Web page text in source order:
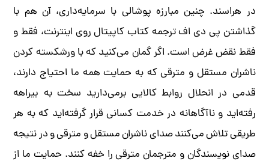
در هراسند. چنین مبارزه‌ پوشالی با سرمایه‌داری، آن هم با
گذاشتن پی دی اف ترجمه کتاب کاپیتال روی اینترنت، فقط و
فقط نقض غرض است. اگر گمان می‌کنید که با ورشکسته کردن
ناشران مستقل و مترقی که به حمایت همه ما احتیاج دارند،
قدمی در انحلال روابط کالایی برمی‌دارید سخت به بیراهه
رفته‌اید و ناآگاهانه در خدمت کسانی قرار گرفته‌اید که به هر
طریقی تلاش می‌کنند صدای ناشران مستقل و مترقی و در نتیجه
صدای نویسندگان و مترجمان مترقی را خفه کنند. حمایت ما از